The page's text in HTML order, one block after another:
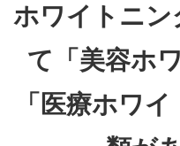
ホワイトニン
て「美容ホ
「医療ホワ